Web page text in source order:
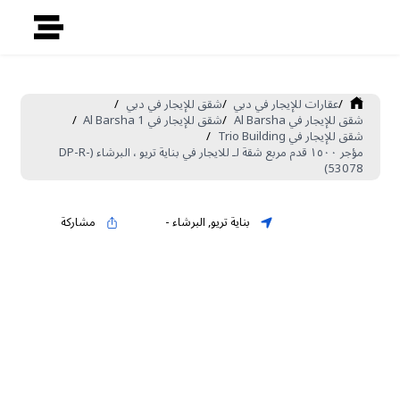
/عقارات للإيجار في دبي /شقق للإيجار في دبي /
شقق للإيجار في Al Barsha /شقق للإيجار في Al Barsha 1 /
شقق للإيجار في Trio Building /
مؤجر ١٥٠٠ قدم مربع شقة لـ للايجار في بناية تريو ، البرشاء (DP-R-
53078)
بناية تريو,البرشاء- مشاركة